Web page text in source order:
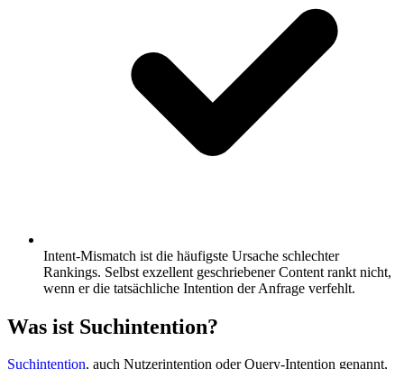
Intent-Mismatch ist die häufigste Ursache schlechter
Rankings. Selbst exzellent geschriebener Content rankt nicht,
wenn er die tatsächliche Intention der Anfrage verfehlt.
Was ist Suchintention?
Suchintention, auch Nutzerintention oder Query-Intention genannt,